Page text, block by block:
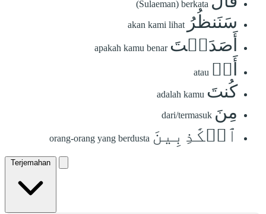
(Sulaeman) berkata
سَنَنظُرُ akan kami lihat
أَصَدَقۡتَ apakah kamu benar
أَمۡ atau
كُنتَ adalah kamu
مِنَ dari/termasuk
ٱلۡكَٰذِبِينَ orang-orang yang berdusta
Terjemahan